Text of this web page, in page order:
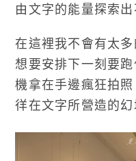
由文字的能量探索出
在這裡我不會有太
想要安排下一刻要
機拿在手邊瘋狂拍
徉在文字所營造的